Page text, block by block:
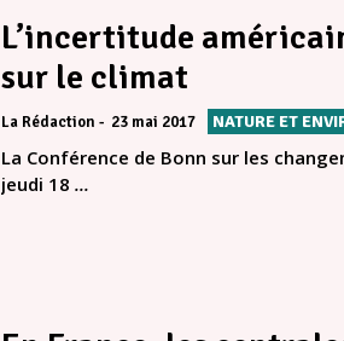
L’incertitude
sur le climat
La Rédaction 23 mai 2017 NATURE ET
La Conférence de Bonn sur les
jeudi 18 ...